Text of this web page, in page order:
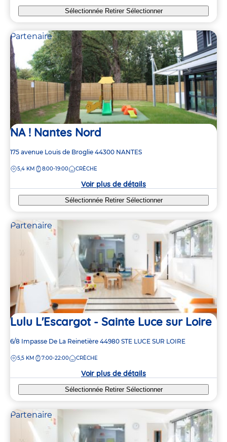
Sélectionnée Retirer Sélectionner
Partenaire
NA ! Nantes Nord
Adresse
la
175 avenue Louis de Broglie 44300 NANTES
DISTANCE
5,4 KM 8:00-19:00 CRÈCHE
Voir plus de détails
Sélectionnée Retirer Sélectionner
Partenaire
Lulu L'Escargot - Sainte Luce sur Loire
Adresse
la
6/8 Impasse De La Reinetière 44980 STE LUCE SUR LOIRE
DISTANCE
5,5 KM 7:00-22:00 CRÈCHE
Voir plus de détails
Sélectionnée Retirer Sélectionner
Partenaire